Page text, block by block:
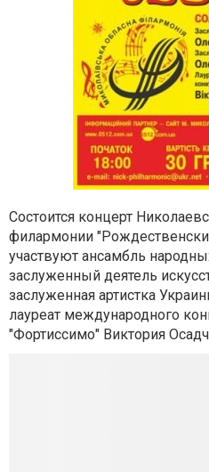
Cостоится концерт
филармонии
участвуют ансамбль
заслуженный деятель
заслуженная артистка
лауреат международного
"Фортиссимо" Виктория